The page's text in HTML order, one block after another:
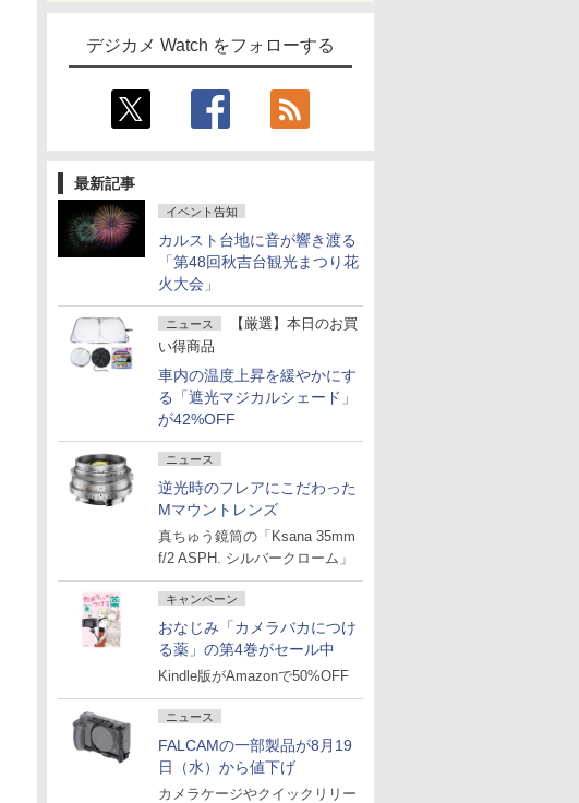
デジカメ Watch をフォローする
最新記事
イベント告知
カルスト台地に音が響き渡る
「第48回秋吉台観光まつり花
火大会」
ニュース
【厳選】本日のお買
い得商品
車内の温度上昇を緩やかにす
る「遮光マジカルシェード」
が42%OFF
ニュース
逆光時のフレアにこだわった
Mマウントレンズ
真ちゅう鏡筒の「Ksana 35mm
f/2 ASPH. シルバークローム」
キャンペーン
おなじみ「カメラバカにつけ
る薬」の第4巻がセール中
Kindle版がAmazonで50%OFF
ニュース
FALCAMの一部製品が8月19
日（水）から値下げ
カメラケージやクイックリリー